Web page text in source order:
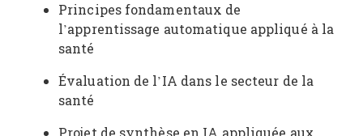
Principes fondamentaux de
l’apprentissage automatique appliqué à la
santé
Évaluation de l’IA dans le secteur de la
santé
Projet de synthèse en IA appliquée aux